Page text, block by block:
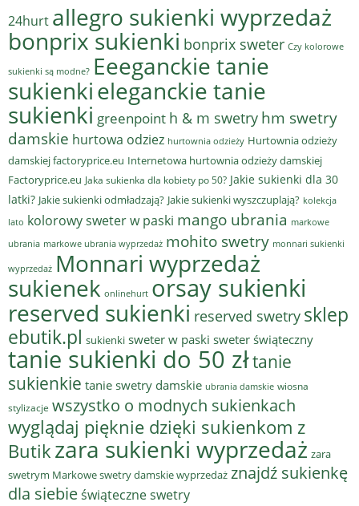
24hurt allegro sukienki wyprzedaż
bonprix sukienki bonprix sweter Czy kolorowe
sukienki są modne? Eeeganckie tanie
sukienkieleganckie tanie
sukienki greenpoint h & m swetry hm swetry
damskie hurtowa odziez hurtownia odzieży Hurtownia odzieży
damskiej factoryprice.eu Internetowa hurtownia odzieży damskiej
Factoryprice.eu Jaka sukienka dla kobiety po 50? Jakie sukienki dla 30
latki? Jakie sukienki odmładzają? Jakie sukienki wyszczuplają? kolekcja
lato kolorowy sweter w paski mango ubrania markowe
ubrania markowe ubrania wyprzedaż mohito swetry monnari sukienki
wyprzedaż Monnari wyprzedaż
sukienek onlinehurt orsay sukienki
reserved sukienki reserved swetry sklep
ebutik.pl sukienki sweter w paski sweter świąteczny
tanie sukienki do 50 złtanie
sukienkie tanie swetry damskie ubrania damskie wiosna
stylizacje wszystko o modnych sukienkach
wyglądaj pięknie dzięki sukienkom z
Butik zara sukienki wyprzedaż zara
swetrym Markowe swetry damskie wyprzedaż znajdź sukienkę
dla siebieświąteczne swetry